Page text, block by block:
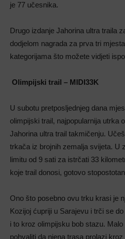
je 77 učesnika.
Drugo izdanje Jahorina ultra traila
dodjelom nagrada za prva tri
kategorijama što možete vidjeti
Olimpijski trail – MIDI33K
U subotu pretposljednjeg dana
olimpijski trail, najpopularnija utrka
Jahorina ultra trail takmičenju.
trkača iz brojnih zemalja svijeta. U
limitu od 9 sati za istrčati 33
koje trail donosi, gotovo
Ono što posebno ovu trku krasi je
Kozijoj ćupriji u Sarajevu i trči se
i to kroz olimpijsku bob stazu.
pohvaliti da njena trasa prolazi